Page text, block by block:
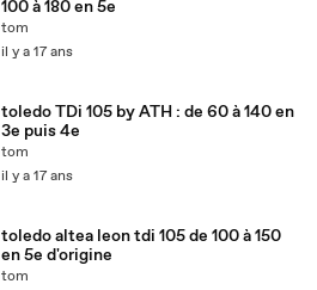
100 à 180 en 5e
tom
il y a 17 ans
toledo TDi 105 by ATH : de 60 à 140 en
3e puis 4e
tom
il y a 17 ans
toledo altea leon tdi 105 de 100 à 150
en 5e d'origine
tom